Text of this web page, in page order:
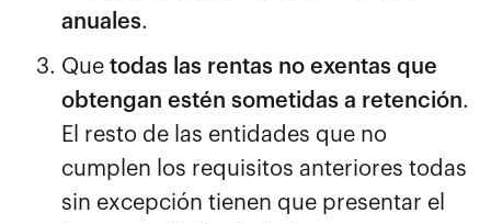
anuales.
Que todas las rentas no exentas que
obtengan estén sometidas a retención.
El resto de las entidades que no
cumplen los requisitos anteriores todas
sin excepción tienen que presentar el